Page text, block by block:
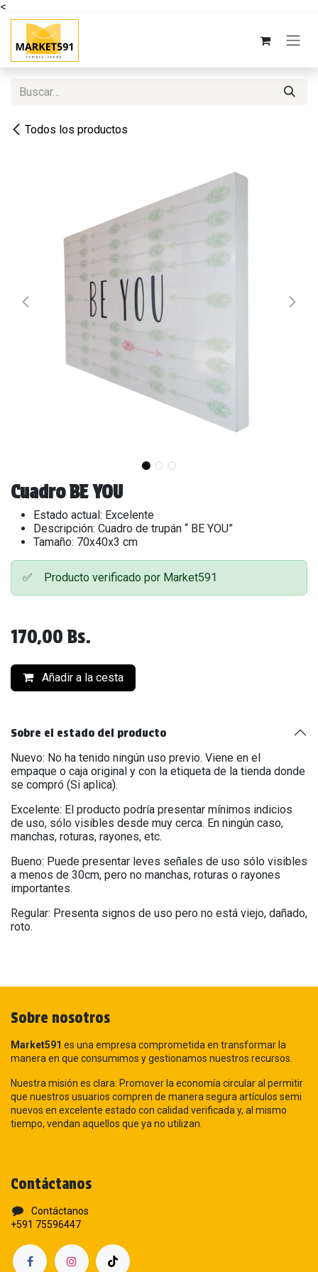
<
Ir al contenido
Todos los productos
Cuadro BE YOU
Estado actual: Excelente
Descripción: Cuadro de trupán “ BE YOU”
Tamaño: 70x40x3 cm
✅ Producto verificado por Market591
170,00 Bs.
Añadir a la cesta
Sobre el estado del producto
Nuevo: No ha tenido ningún uso previo. Viene en el
empaque o caja original y con la etiqueta de la tienda donde
se compró (Si aplica).
Excelente: El producto podría presentar mínimos indicios
de uso, sólo visibles desde muy cerca. En ningún caso,
manchas, roturas, rayones, etc.
Bueno: Puede presentar leves señales de uso sólo visibles
a menos de 30cm, pero no manchas, roturas o rayones
importantes.
Regular: Presenta signos de uso pero no está viejo, dañado,
roto.
Sobre nosotros
Market591 es una empresa comprometida en transformar la
manera en que consumimos y gestionamos nuestros recursos.
Nuestra misión es clara: Promover la economía circular al permitir
que nuestros usuarios compren de manera segura artículos semi
nuevos en excelente estado con calidad verificada y, al mismo
tiempo, vendan aquellos que ya no utilizan.
Contáctanos
Contáctanos
+591 75596447